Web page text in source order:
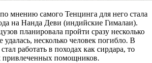
мнению самого Тенцинга для него стала
на Нанда Деви (индийские Гималаи).
планировала пройти сразу несколько
несколько человек погибло. В
работать в походах как сирдара, то
привлеченных помощников.